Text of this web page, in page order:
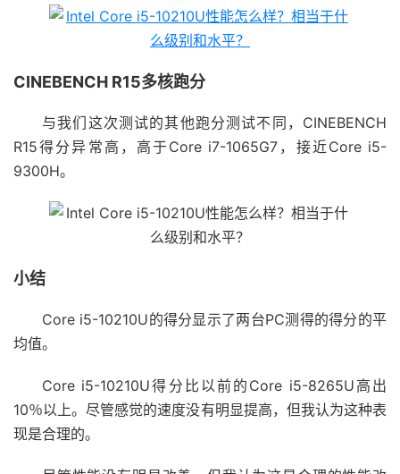
CINEBENCH R15多核跑分
与我们这次测试的其他跑分测试不同，CINEBENCH
R15得分异常高，高于Core i7-1065G7，接近Core i5-
9300H。
小结
Core i5-10210U的得分显示了两台PC测得的得分的平
均值。
Core i5-10210U得分比以前的Core i5-8265U高出
10％以上。尽管感觉的速度没有明显提高，但我认为这种表
现是合理的。